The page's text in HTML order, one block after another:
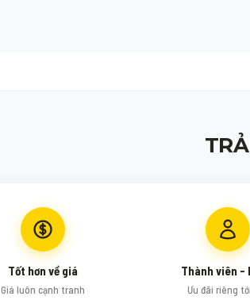
Tốt hơn về giá
Giá luôn cạnh tranh
Thành viên -
Ưu đãi riêng